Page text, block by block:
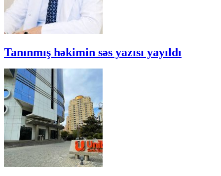
Tanınmış həkimin səs yazısı yayıldı